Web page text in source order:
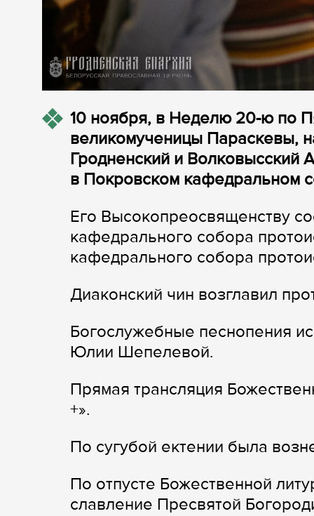
10 ноября, в Неделю 20-ю по
великомученицы Параскевы,
Гродненский и Волковысский
в Покровском кафедральном
Его Высокопреосвященству
кафедрального собора
кафедрального собора
Диаконский чин возглавил
Богослужебные песнопения
Юлии Шепелевой.
Прямая трансляция
+».
По сугубой ектении была
По отпусте Божественной
славление Пресвятой